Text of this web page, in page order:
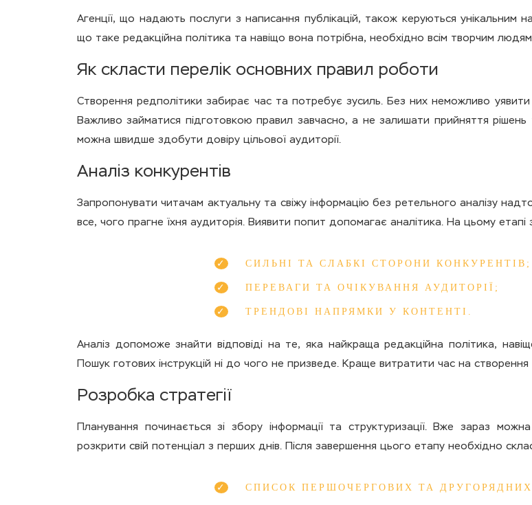
Агенції, що надають послуги з написання публікацій, також керуються унікальним
що таке редакційна політика та навіщо вона потрібна, необхідно всім творчим
Як скласти перелік основних правил роботи
Створення редполітики забирає час та потребує зусиль. Без них неможливо
Важливо займатися підготовкою правил завчасно, а не залишати прийняття рішень
можна швидше здобути довіру цільової аудиторії.
Аналіз конкурентів
Запропонувати читачам актуальну та свіжу інформацію без ретельного аналізу
все, чого прагне їхня аудиторія. Виявити попит допомагає аналітика. На цьому
СИЛЬНІ ТА СЛАБКІ СТОРОНИ КОНКУРЕНТІВ;
ПЕРЕВАГИ ТА ОЧІКУВАННЯ АУДИТОРІЇ;
ТРЕНДОВІ НАПРЯМКИ У КОНТЕНТІ.
Аналіз допоможе знайти відповіді на те, яка найкраща редакційна політика,
Пошук готових інструкцій ні до чого не призведе. Краще витратити час на створення
Розробка стратегії
Планування починається зі збору інформації та структуризації. Вже зараз
розкрити свій потенціал з перших днів. Після завершення цього етапу необхідно
СПИСОК ПЕРШОЧЕРГОВИХ ТА